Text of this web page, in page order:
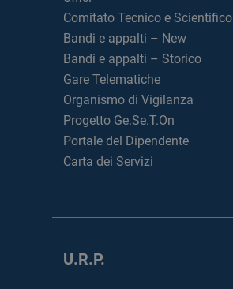
Comitato Tecnico e Scientifico
Bandi e appalti – New
Bandi e appalti – Storico
Gare Telematiche
Organismo di Vigilanza
Progetto Ge.Se.T.On
Portale del Dipendente
Carta dei Servizi
U.R.P.